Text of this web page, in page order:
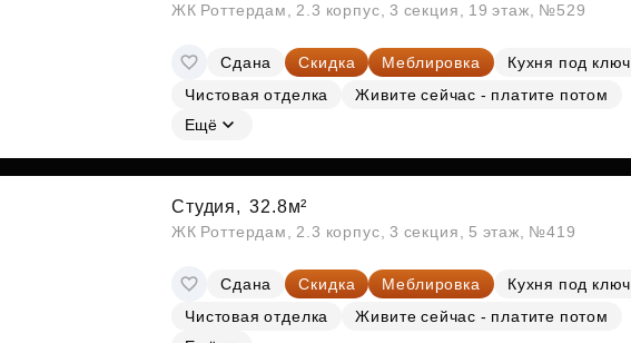
ЖК Роттердам, 2.3 корпус, 3 секция, 19 этаж, №529
Сдана Скидка Меблировка
Кухня под ключ
Чистовая отделка
Живите сейчас - платите потом
Ещё
Студия, 32.8м²
ЖК Роттердам, 2.3 корпус, 3 секция, 5 этаж, №419
Сдана Скидка Меблировка
Кухня под ключ
Чистовая отделка
Живите сейчас - платите потом